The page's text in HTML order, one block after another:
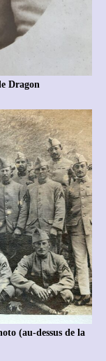
Dragon
(au-dessus de la